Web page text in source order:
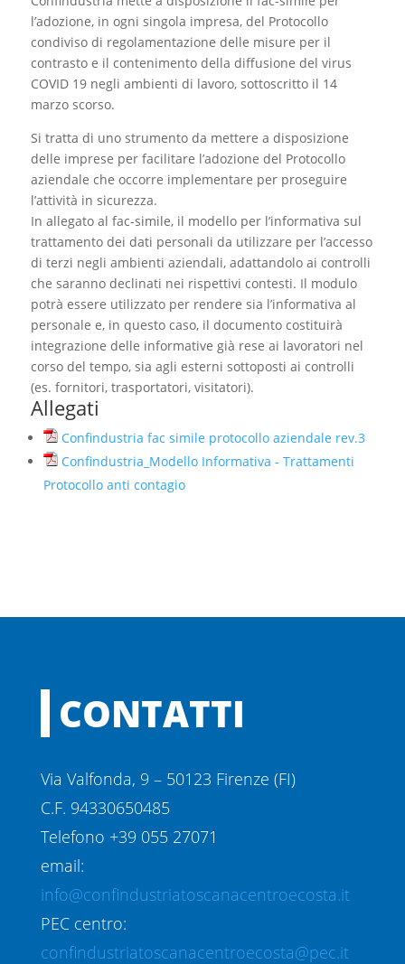
l’adozione, in ogni singola impresa, del Protocollo
condiviso di regolamentazione delle misure per il
contrasto e il contenimento della diffusione del virus
COVID 19 negli ambienti di lavoro, sottoscritto il 14
marzo scorso.
Si tratta di uno strumento da mettere a disposizione
delle imprese per facilitare l’adozione del Protocollo
aziendale che occorre implementare per proseguire
l’attività in sicurezza.
In allegato al fac-simile, il modello per l’informativa sul
trattamento dei dati personali da utilizzare per l’accesso
di terzi negli ambienti aziendali, adattandolo ai controlli
che saranno declinati nei rispettivi contesti. Il modulo
potrà essere utilizzato per rendere sia l’informativa al
personale e, in questo caso, il documento costituirà
integrazione delle informative già rese ai lavoratori nel
corso del tempo, sia agli esterni sottoposti ai controlli
(es. fornitori, trasportatori, visitatori).
Allegati
Confindustria fac simile protocollo aziendale rev.3
Confindustria_Modello Informativa - Trattamenti
Protocollo anti contagio
CONTATTI
Via Valfonda, 9 – 50123 Firenze (FI)
C.F. 94330650485
Telefono +39 055 27071
email:
info@confindustriatoscanacentroecosta.it
PEC centro:
confindustriatoscanacentroecosta@pec.it